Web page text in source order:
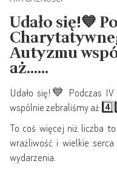
Udało się!💙
Autyzmu
aż......
Udało się!💙 Podczas
wspólnie zebraliśmy aż
To coś więcej niż liczba
wrażliwość i wielkie
wydarzenia.